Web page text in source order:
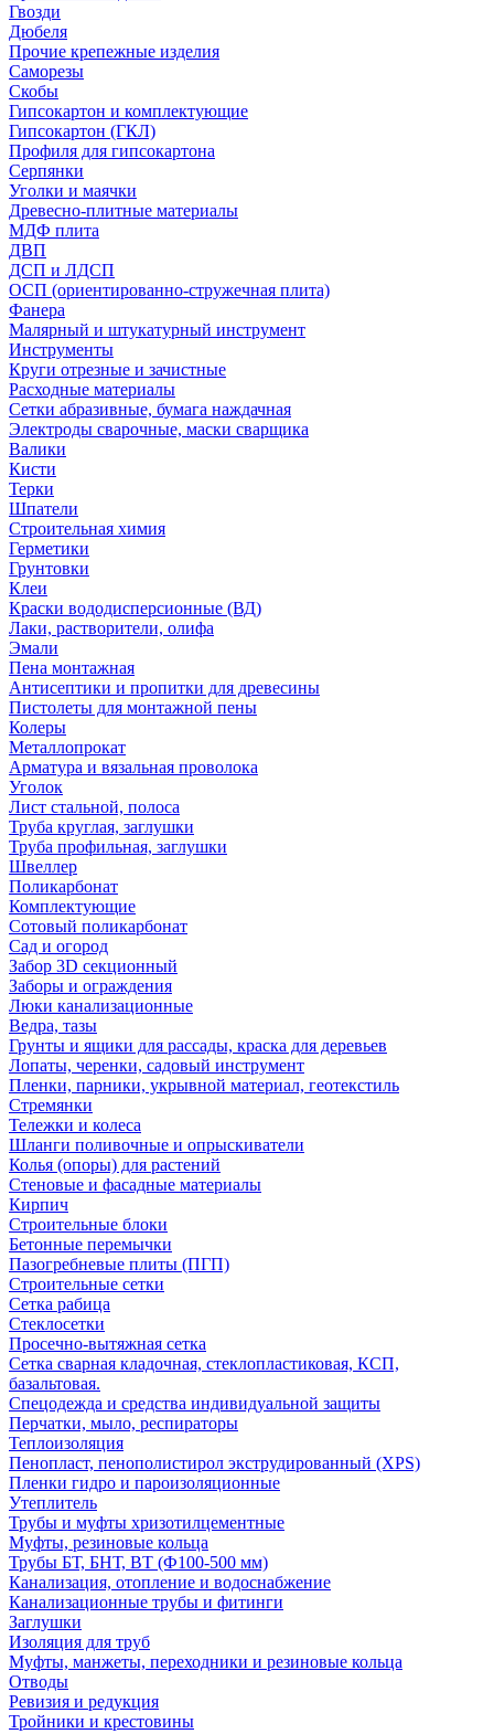
Гвозди
Дюбеля
Прочие крепежные изделия
Саморезы
Скобы
Гипсокартон и комплектующие
Гипсокартон (ГКЛ)
Профиля для гипсокартона
Серпянки
Уголки и маячки
Древесно-плитные материалы
МДФ плита
ДВП
ДСП и ЛДСП
ОСП (ориентированно-стружечная плита)
Фанера
Малярный и штукатурный инструмент
Инструменты
Круги отрезные и зачистные
Расходные материалы
Сетки абразивные, бумага наждачная
Электроды сварочные, маски сварщика
Валики
Кисти
Терки
Шпатели
Строительная химия
Герметики
Грунтовки
Клеи
Краски вододисперсионные (ВД)
Лаки, растворители, олифа
Эмали
Пена монтажная
Антисептики и пропитки для древесины
Пистолеты для монтажной пены
Колеры
Металлопрокат
Арматура и вязальная проволока
Уголок
Лист стальной, полоса
Труба круглая, заглушки
Труба профильная, заглушки
Швеллер
Поликарбонат
Комплектующие
Сотовый поликарбонат
Сад и огород
Забор 3D секционный
Заборы и ограждения
Люки канализационные
Ведра, тазы
Грунты и ящики для рассады, краска для деревьев
Лопаты, черенки, садовый инструмент
Пленки, парники, укрывной материал, геотекстиль
Стремянки
Тележки и колеса
Шланги поливочные и опрыскиватели
Колья (опоры) для растений
Стеновые и фасадные материалы
Кирпич
Строительные блоки
Бетонные перемычки
Пазогребневые плиты (ПГП)
Строительные сетки
Сетка рабица
Стеклосетки
Просечно-вытяжная сетка
Сетка сварная кладочная, стеклопластиковая, КСП,
базальтовая.
Спецодежда и средства индивидуальной защиты
Перчатки, мыло, респираторы
Теплоизоляция
Пенопласт, пенополистирол экструдированный (XPS)
Пленки гидро и пароизоляционные
Утеплитель
Трубы и муфты хризотилцементные
Муфты, резиновые кольца
Трубы БТ, БНТ, ВТ (Ф100-500 мм)
Канализация, отопление и водоснабжение
Канализационные трубы и фитинги
Заглушки
Изоляция для труб
Муфты, манжеты, переходники и резиновые кольца
Отводы
Ревизия и редукция
Тройники и крестовины